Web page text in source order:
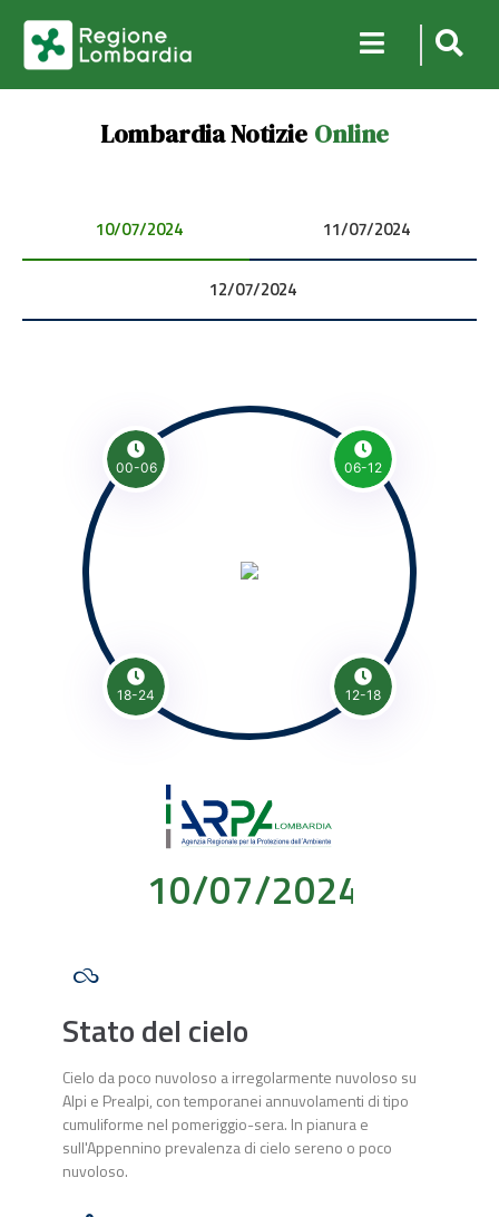
Lombardia Notizie Online
10/07/2024 00:00:00 11/07/2024 00:00:00
12/07/2024 00:00:00
00-06 06-12
18-24 12-18
10/07/2024
Stato del cielo
Cielo da poco nuvoloso a irregolarmente nuvoloso su
Alpi e Prealpi, con temporanei annuvolamenti di tipo
cumuliforme nel pomeriggio-sera. In pianura e
sull'Appennino prevalenza di cielo sereno o poco
nuvoloso.